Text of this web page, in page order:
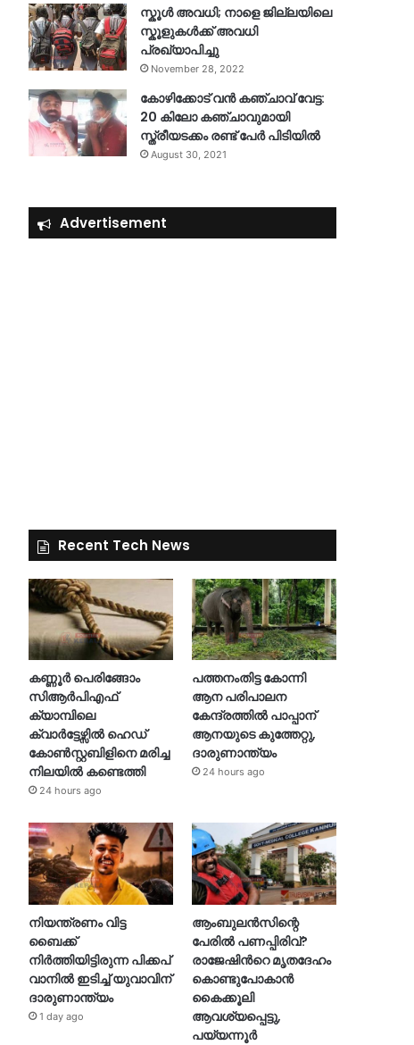
സ്കൂൾ അവധി; നാളെ ജില്ലയിലെ
സ്കൂളുകൾക്ക് അവധി
പ്രഖ്യാപിച്ചു
November 28, 2022
കോഴിക്കോട് വൻ കഞ്ചാവ് വേട്ട:
20 കിലോ കഞ്ചാവുമായി
സ്ത്രീയടക്കം രണ്ട് പേർ പിടിയിൽ
August 30, 2021
Advertisement
Recent Tech News
കണ്ണൂർ പെരിങ്ങോം
സിആർപിഎഫ്
ക്യാമ്പിലെ
ക്വാർട്ടേഴ്സിൽ ഹെഡ്
കോൺസ്റ്റബിളിനെ മരിച്ച
നിലയിൽ കണ്ടെത്തി
24 hours ago
പത്തനംതിട്ട കോന്നി
ആന പരിപാലന
കേന്ദ്രത്തിൽ പാപ്പാന്
ആനയുടെ കുത്തേറ്റു,
ദാരുണാന്ത്യം
24 hours ago
നിയന്ത്രണം വിട്ട
ബൈക്ക്
നിർത്തിയിട്ടിരുന്ന പിക്കപ്
വാനിൽ ഇടിച്ച് യുവാവിന്
ദാരുണാന്ത്യം
1 day ago
ആംബുലൻസിന്റെ
പേരിൽ പണപ്പിരിവ്?
രാജേഷിന്‍റെ മൃതദേഹം
കൊണ്ടുപോകാൻ
കൈക്കൂലി
ആവശ്യപ്പെട്ടു,
പയ്യന്നൂർ